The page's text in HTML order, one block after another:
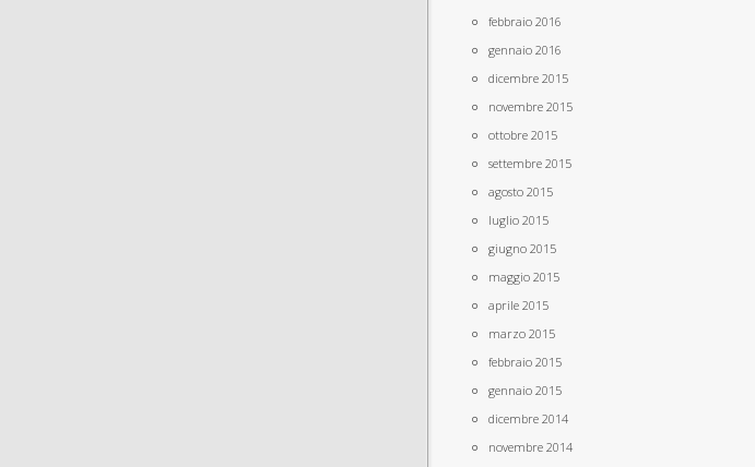
febbraio 2016
gennaio 2016
dicembre 2015
novembre 2015
ottobre 2015
settembre 2015
agosto 2015
luglio 2015
giugno 2015
maggio 2015
aprile 2015
marzo 2015
febbraio 2015
gennaio 2015
dicembre 2014
novembre 2014